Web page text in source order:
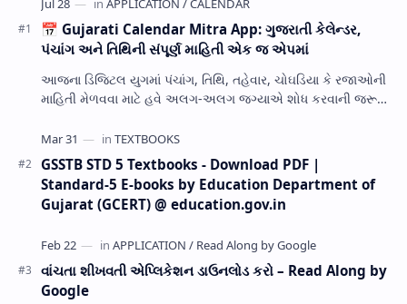
📅 Gujarati Calendar Mitra App: ગુજરાતી કેલેન્ડર,
પંચાંગ અને તિથિની સંપૂર્ણ માહિતી એક જ એપમાં
આજના ડિજિટલ યુગમાં પંચાંગ, તિથિ, તહેવાર, ચોઘડિયા કે રજાઓની
માહિતી મેળવવા માટે હવે અલગ-અલગ જગ્યાએ શોધ કરવાની જરૂર
GSSTB STD 5 Textbooks - Download PDF |
Standard-5 E-books by Education Department of
Gujarat (GCERT) @ education.gov.in
વાંચતા શીખવતી એપ્લિકેશન ડાઉનલોડ કરો – Read Along by
Google